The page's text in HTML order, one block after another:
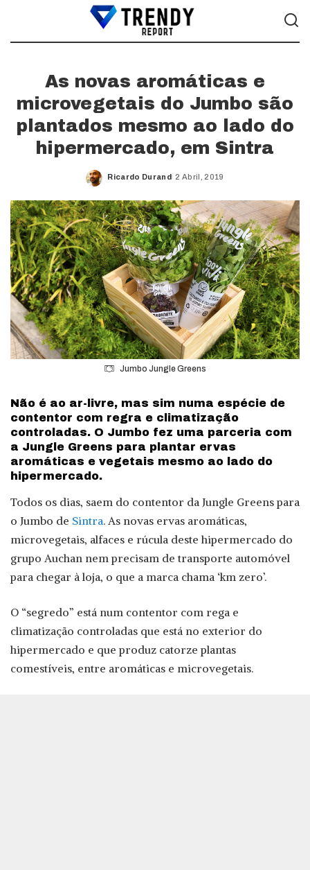
As novas aromáticas e
microvegetais do Jumbo são
plantados mesmo ao lado do
hipermercado, em Sintra
Posted
Ricardo Durand 2 Abril, 2019
Jumbo Jungle Greens
Não é ao ar-livre, mas sim numa espécie de
contentor com regra e climatização
controladas. O Jumbo fez uma parceria com
a Jungle Greens para plantar ervas
aromáticas e vegetais mesmo ao lado do
hipermercado.
Todos os dias, saem do contentor da Jungle Greens para
o Jumbo de Sintra. As novas ervas aromáticas,
microvegetais, alfaces e rúcula deste hipermercado do
grupo Auchan nem precisam de transporte automóvel
para chegar à loja, o que a marca chama ‘km zero’.
O “segredo” está num contentor com rega e
climatização controladas que está no exterior do
hipermercado e que produz catorze plantas
comestíveis, entre aromáticas e microvegetais.